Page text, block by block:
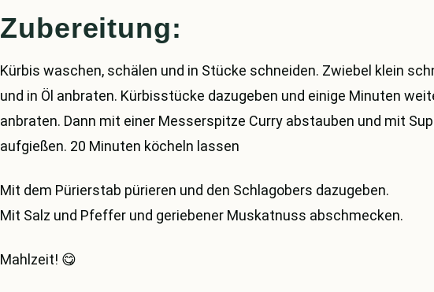
Zubereitung:
Kürbis waschen, schälen und in Stücke schneiden. Zwiebel klein
und in Öl anbraten. Kürbisstücke dazugeben und einige Minuten
anbraten. Dann mit einer Messerspitze Curry abstauben und mit
aufgießen. 20 Minuten köcheln lassen
Mit dem Pürierstab pürieren und den Schlagobers dazugeben.
Mit Salz und Pfeffer und geriebener Muskatnuss abschmecken.
Mahlzeit! 😋